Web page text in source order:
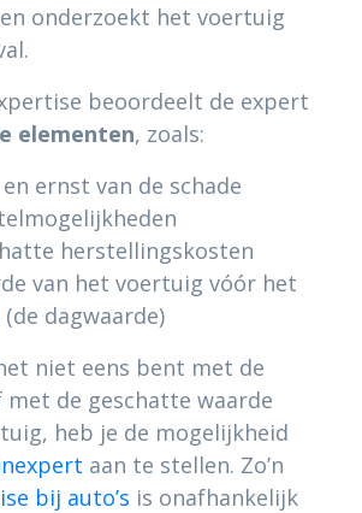
onderzoekt het voertuig
beoordeelt de expert
elementen, zoals:
ernst van de schade
herstellingskosten
van het voertuig vóór het
dagwaarde)
niet eens bent met de
met de geschatte waarde
heb je de mogelijkheid
aan te stellen. Zo’n
bij auto’s is onafhankelijk